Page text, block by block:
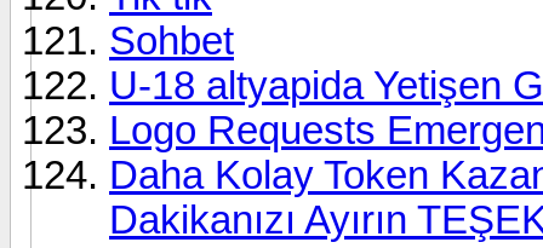
Sohbet
U-18 altyapida Yetişen
Logo Requests
Daha Kolay Token
Dakikanızı Ayırın